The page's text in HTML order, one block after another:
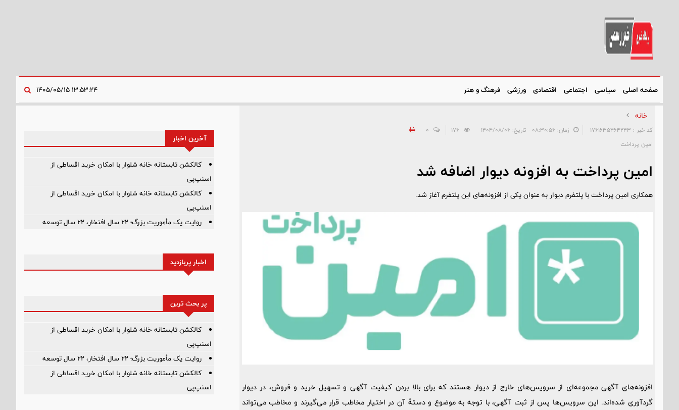
صفحه اصلی سیاسی اجتماعی اقتصادی ورزشی فرهنگ و هنر
خانه
کد خبر : 1761635464243 زمان: ۰۸:۳۰:۵۶ - تاریخ: ۱۴۰۴/۰۸/۰۶
0
امین پرداخت
امین پرداخت به افزونه دیوار اضافه شد
همکاری امین پرداخت با پلتفرم دیوار به عنوان یکی از افزونه‌های این پلتفرم آغاز شد.
افزونه‌های آگهی مجموعه‌ای از سرویس‌های خارج از دیوار هستند که برای بالا بردن کیفیت آگهی و تسهیل خرید و فروش، در دیوار
گردآوری شده‌اند. این سرویس‌ها پس از ثبت آگهی، با توجه به موضوع و دستهٔ آن در اختیار مخاطب قرار می‌گیرند و مخاطب می‌تواند
آخرین اخبار
کالکشن تابستانه خانه شلوار با امکان خرید اقساطی از
اسنپ‌پی
کالکشن تابستانه خانه شلوار با امکان خرید اقساطی از
اسنپ‌پی
روایت یک مأموریت بزرگ؛ ۲۲ سال افتخار، ۲۲ سال توسعه
اخبار پربازدید
پر بحث ترین
کالکشن تابستانه خانه شلوار با امکان خرید اقساطی از
اسنپ‌پی
روایت یک مأموریت بزرگ؛ ۲۲ سال افتخار، ۲۲ سال توسعه
کالکشن تابستانه خانه شلوار با امکان خرید اقساطی از
اسنپ‌پی